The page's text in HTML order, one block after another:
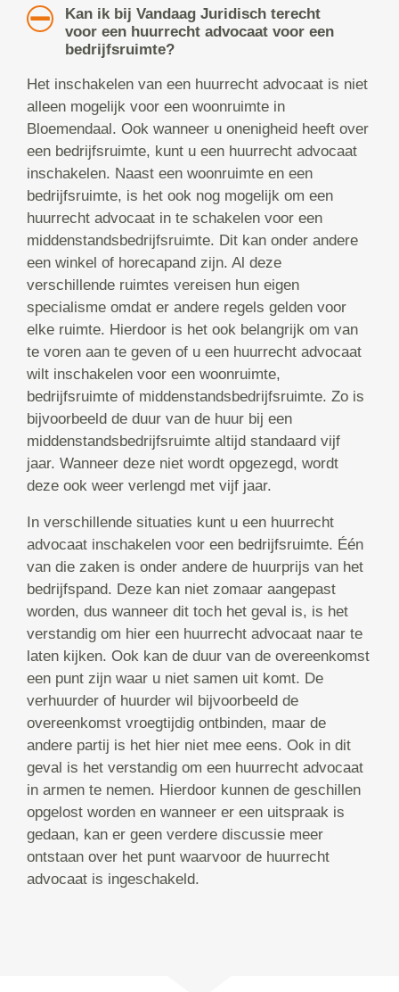
Kan ik bij Vandaag Juridisch terecht
voor een huurrecht advocaat voor een
bedrijfsruimte?
Het inschakelen van een huurrecht advocaat is niet
alleen mogelijk voor een woonruimte in
Bloemendaal. Ook wanneer u onenigheid heeft over
een bedrijfsruimte, kunt u een huurrecht advocaat
inschakelen. Naast een woonruimte en een
bedrijfsruimte, is het ook nog mogelijk om een
huurrecht advocaat in te schakelen voor een
middenstandsbedrijfsruimte. Dit kan onder andere
een winkel of horecapand zijn. Al deze
verschillende ruimtes vereisen hun eigen
specialisme omdat er andere regels gelden voor
elke ruimte. Hierdoor is het ook belangrijk om van
te voren aan te geven of u een huurrecht advocaat
wilt inschakelen voor een woonruimte,
bedrijfsruimte of middenstandsbedrijfsruimte. Zo is
bijvoorbeeld de duur van de huur bij een
middenstandsbedrijfsruimte altijd standaard vijf
jaar. Wanneer deze niet wordt opgezegd, wordt
deze ook weer verlengd met vijf jaar.
In verschillende situaties kunt u een huurrecht
advocaat inschakelen voor een bedrijfsruimte. Één
van die zaken is onder andere de huurprijs van het
bedrijfspand. Deze kan niet zomaar aangepast
worden, dus wanneer dit toch het geval is, is het
verstandig om hier een huurrecht advocaat naar te
laten kijken. Ook kan de duur van de overeenkomst
een punt zijn waar u niet samen uit komt. De
verhuurder of huurder wil bijvoorbeeld de
overeenkomst vroegtijdig ontbinden, maar de
andere partij is het hier niet mee eens. Ook in dit
geval is het verstandig om een huurrecht advocaat
in armen te nemen. Hierdoor kunnen de geschillen
opgelost worden en wanneer er een uitspraak is
gedaan, kan er geen verdere discussie meer
ontstaan over het punt waarvoor de huurrecht
advocaat is ingeschakeld.